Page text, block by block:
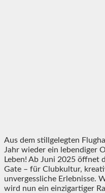
Aus dem stillgelegten
Jahr wieder ein lebendiger
Leben! Ab Juni 2025 öffnet
Gate – für Clubkultur,
unvergessliche Erlebnisse.
wird nun ein einzigartiger